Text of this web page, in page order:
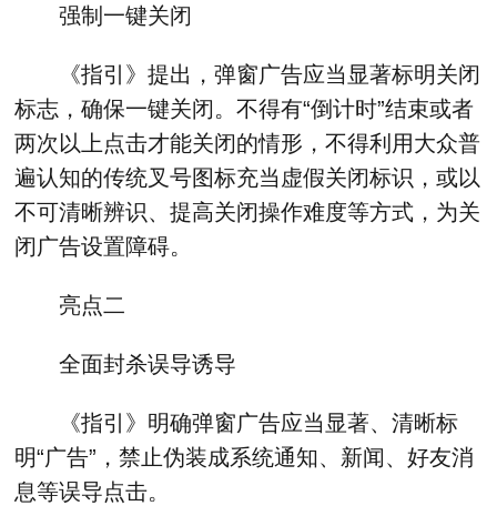
强制一键关闭
《指引》提出，弹窗广告应当显著标明关闭
标志，确保一键关闭。不得有“倒计时”结束或者
两次以上点击才能关闭的情形，不得利用大众普
遍认知的传统叉号图标充当虚假关闭标识，或以
不可清晰辨识、提高关闭操作难度等方式，为关
闭广告设置障碍。
亮点二
全面封杀误导诱导
《指引》明确弹窗广告应当显著、清晰标
明“广告”，禁止伪装成系统通知、新闻、好友消
息等误导点击。